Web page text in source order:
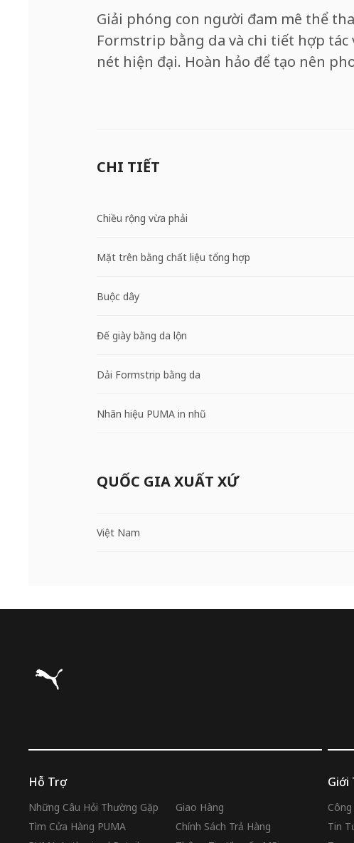
Giải phóng con người đam mê thể
Formstrip bằng da và chi tiết hợp tác
nét hiện đại. Hoàn hảo để tạo nên
CHI TIẾT
Chiều rộng vừa phải
Mặt trên bằng chất liệu tổng hợp
Buộc dây
Đế giày bằng da lộn
Dải Formstrip bằng da
Nhãn hiệu PUMA in nhũ
QUỐC GIA XUẤT XỨ
Việt Nam
Puma Trang chủ
Hỗ Trợ
Những Câu Hỏi Thường Gặp
Tìm Cửa Hàng PUMA
Giao Hàng
Chính Sách Trả Hàng
Giới
Tin